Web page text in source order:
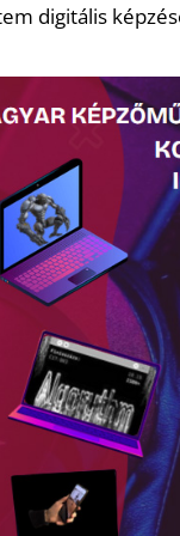
digitális